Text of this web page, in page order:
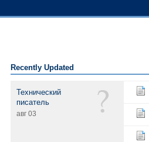
Recently Updated
Технический
писатель
авг 03